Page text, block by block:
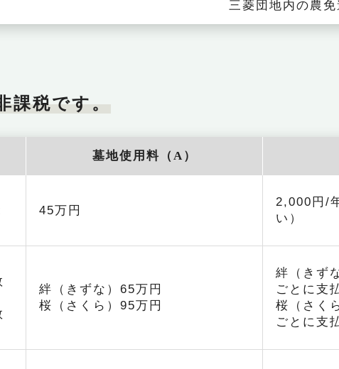
内の農免道路沿いに位
課税です。
墓地使用料（A）
45万円
2,000円/
い）
絆（きずな）65万円
桜（さくら）95万円
絆（きず
ごとに支
桜（さく
ごとに支